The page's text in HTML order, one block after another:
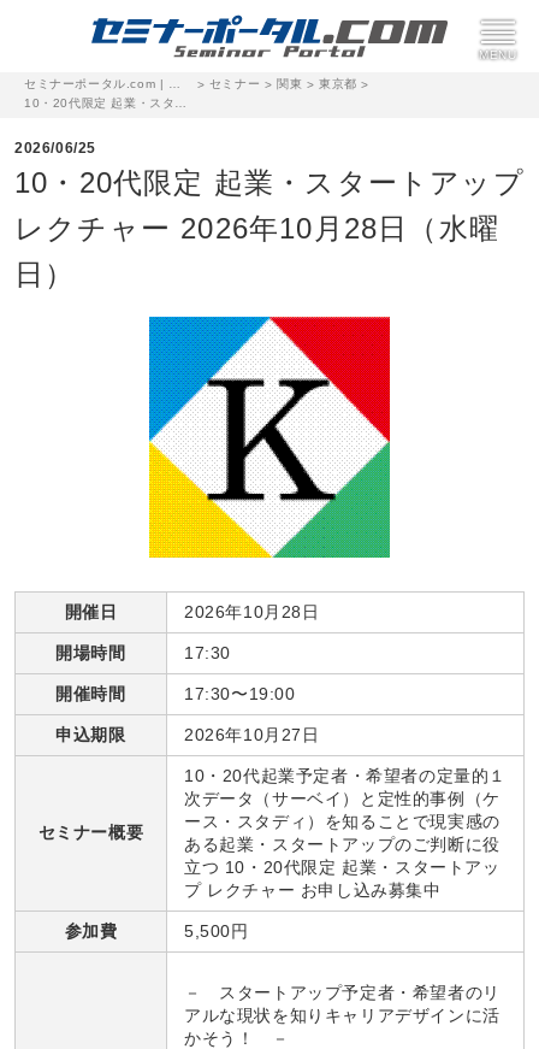
> セミナー > 関東 >東京都 >
2026/06/25
10・20代限定 起業・スタートアップ
レクチャー 2026年10月28日（水曜
日）
開催日 2026年10月28日
開場時間 17:30
開催時間 17:30〜19:00
申込期限 2026年10月27日
セミナー概要
10・20代起業予定者・希望者の定量的１
次データ（サーベイ）と定性的事例（ケ
ース・スタディ）を知ることで現実感の
ある起業・スタートアップのご判断に役
立つ 10・20代限定 起業・スタートアッ
プ レクチャー お申し込み募集中
参加費 5,500円
－ スタートアップ予定者・希望者のリ
アルな現状を知りキャリアデザインに活
かそう！ －